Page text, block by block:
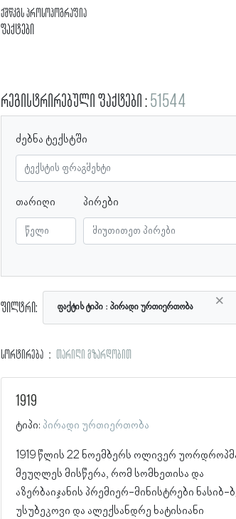
ქშწკგს პროსოპოგრაფია
ფაქტები
რეგისტრირებული ფაქტები 51544
ძებნა ტექსტში
თარიღი პირები
ფილტრი: ×
ფაქტის ტიპი პირადი ურთიერთობა
სორტირება თარიღი მზარდობით
1919
ტიპი: პირადი ურთიერთობა
1919 წლის 22 ნოემბერს ოლივერ
მეუღლეს მისწერა, რომ სომხეთისა და
აზერბაიჯანის პრემიერ-მინისტრები ნასიბ-
უსუბეკოვი და ალექსანდრე ხატისიანი